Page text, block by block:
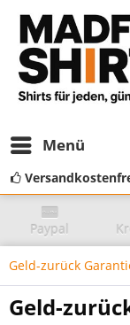
Menü
Paypal
Geld-zurück
Geld-